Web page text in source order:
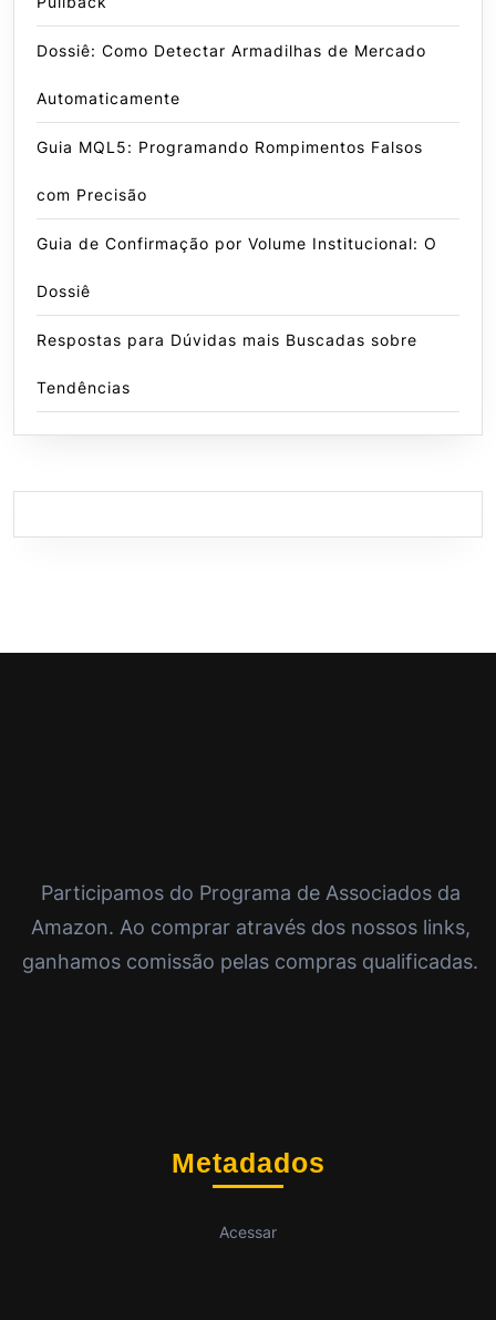
Dossiê: Como Detectar Armadilhas de Mercado
Automaticamente
Guia MQL5: Programando Rompimentos Falsos
com Precisão
Guia de Confirmação por Volume Institucional: O
Dossiê
Respostas para Dúvidas mais Buscadas sobre
Tendências
Participamos do Programa de Associados da
Amazon. Ao comprar através dos nossos links,
ganhamos comissão pelas compras qualificadas.
Metadados
Acessar